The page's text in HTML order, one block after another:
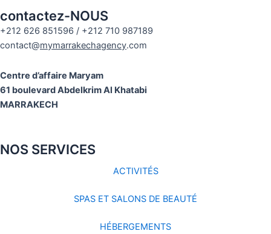
g
r
a
o
o
k
h
a
t
contactez-NOUS
+212 626 851596 / +212 710 987189
contact@mymarrakechagency.com
Centre d’affaire Maryam
61 boulevard Abdelkrim Al Khatabi
MARRAKECH
NOS SERVICES
ACTIVITÉS
SPAS ET SALONS DE BEAUTÉ
HÉBERGEMENTS